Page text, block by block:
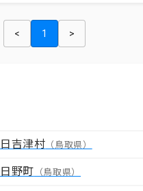
< 1 >
吉津村 （鳥取県）
野町 （鳥取県）